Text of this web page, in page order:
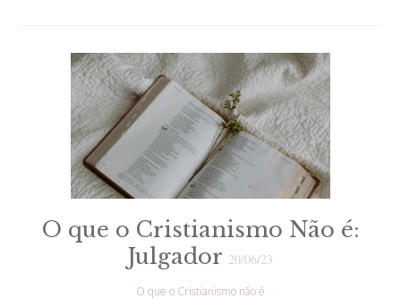
O que o Cristianismo Não é:
Julgador 20/06/23
O que o Cristianismo não é